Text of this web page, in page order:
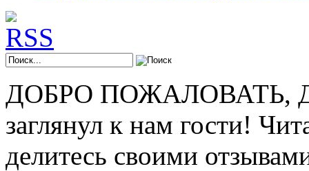
ДОБРО ПОЖАЛОВАТЬ,
заглянул к нам гости!
делитесь своими